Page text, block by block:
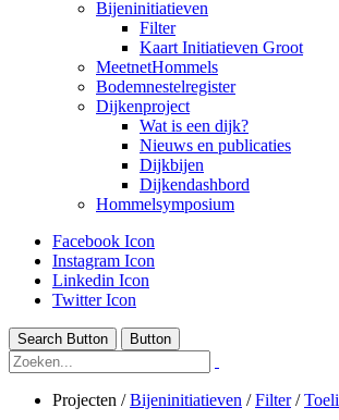
Bijeninitiatieven
Filter
Kaart Initiatieven Groot
MeetnetHommels
Bodemnestelregister
Dijkenproject
Wat is een dijk?
Nieuws en publicaties
Dijkbijen
Dijkendashbord
Hommelsymposium
Facebook Icon
Instagram Icon
Linkedin Icon
Twitter Icon
Search Button Button
Projecten /Bijeninitiatieven /Filter/